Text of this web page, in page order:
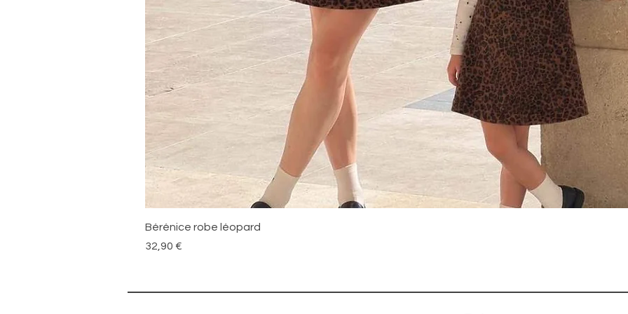
Bérénice robe léopard
Prix
32,90 €